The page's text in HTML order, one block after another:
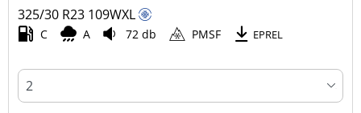
325/30 R23 109WXL
C A 72 db PMSF EPREL